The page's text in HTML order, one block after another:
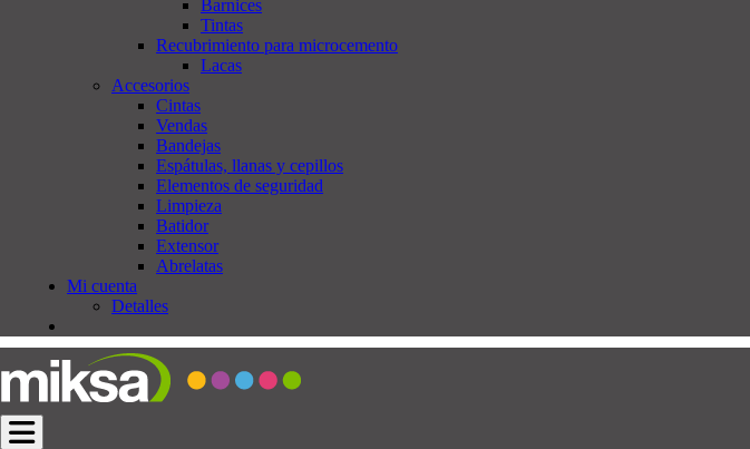
Barnices
Tintas
Recubrimiento para microcemento
Lacas
Accesorios
Cintas
Vendas
Bandejas
Espátulas, llanas y cepillos
Elementos de seguridad
Limpieza
Batidor
Extensor
Abrelatas
Mi cuenta
Detalles
Cambiar navegación